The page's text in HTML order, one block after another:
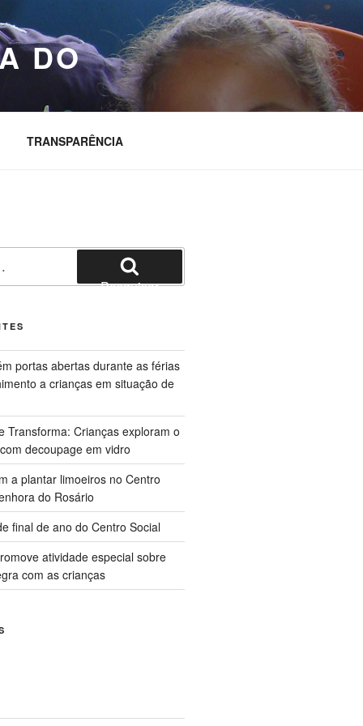
DO
TRANSPARÊNCIA
Pesquisar
portas abertas durante as férias
a crianças em situação de
Transforma: Crianças exploram o
decoupage em vidro
a plantar limoeiros no Centro
do Rosário
final de ano do Centro Social
atividade especial sobre
com as crianças